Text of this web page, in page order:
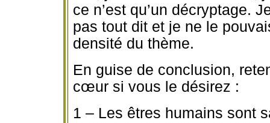
ce n’est qu’un décryptage.
pas tout dit et je ne le
densité du thème.
En guise de conclusion,
cœur si vous le désirez :
1 – Les êtres humains sont